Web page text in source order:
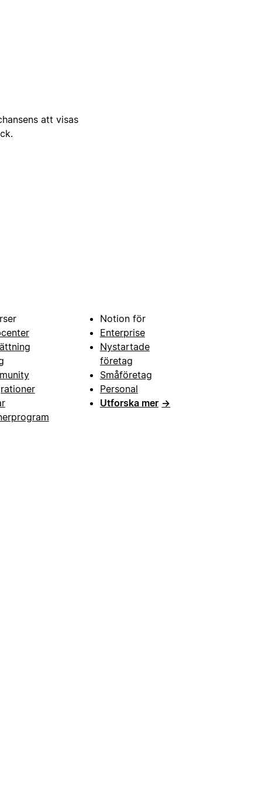
att visas
Notion för
Enterprise
Nystartade
företag
Småföretag
Personal
Utforska mer →